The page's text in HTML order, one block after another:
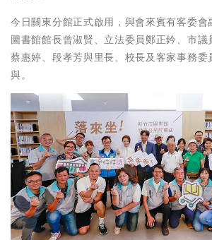
今日關東分館正式啟用，與會來賓有客委會
圖書館館長曾淑賢、立法委員鄭正鈐、市議
蔡惠婷、段孝芳與里長、校長及客家事務委
與。